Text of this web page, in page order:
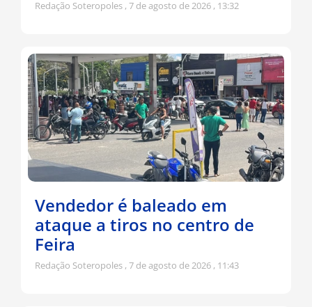
Redação Soteropoles 7 de agosto de 2026 13:32
Vendedor é baleado em
ataque a tiros no centro de
Feira
Redação Soteropoles 7 de agosto de 2026 11:43